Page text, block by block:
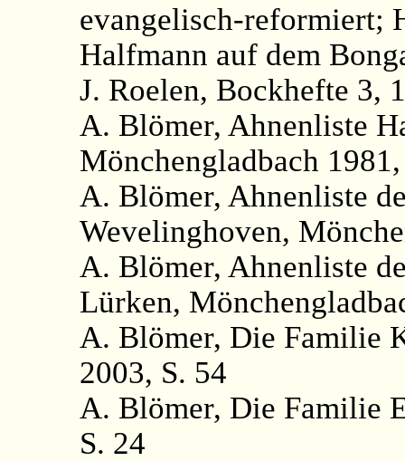
evangelisch-reformiert;
Halfmann auf dem
J. Roelen, Bockhefte 3,
A. Blömer, Ahnenliste
Mönchengladbach
A. Blömer, Ahnenliste
Wevelinghoven,
A. Blömer, Ahnenliste
Lürken,
A. Blömer, Die Familie
2003, S. 54
A. Blömer, Die Familie
S. 24